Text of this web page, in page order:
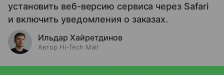
установить веб-версию сервиса через Safari
и включить уведомления о заказах.
Ильдар Хайретдинов
Автор Hi-Tech Mail